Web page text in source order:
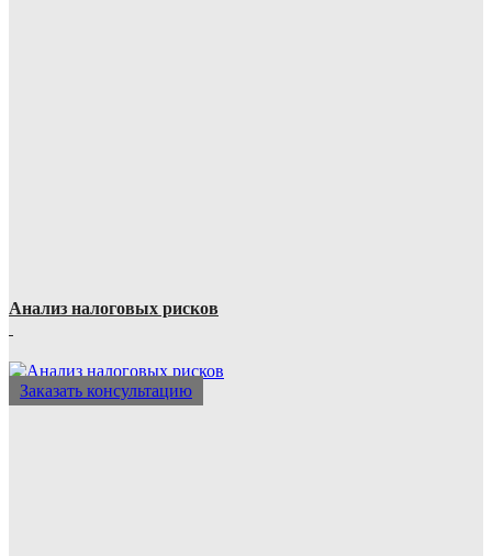
Анализ налоговых рисков
Заказать консультацию